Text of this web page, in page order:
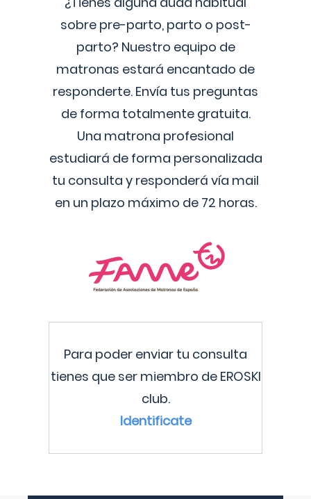
sobre pre-parto, parto o post-
parto? Nuestro equipo de
matronas estará encantado de
responderte. Envía tus preguntas
de forma totalmente gratuita.
Una matrona profesional
estudiará de forma personalizada
tu consulta y responderá vía mail
en un plazo máximo de 72 horas.
Para poder enviar tu consulta
tienes que ser miembro de EROSKI
club.
Identificate